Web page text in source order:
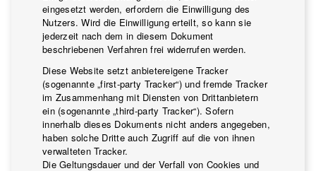
eingesetzt werden, erfordern die Einwilligung des
Nutzers. Wird die Einwilligung erteilt, so kann sie
jederzeit nach dem in diesem Dokument
beschriebenen Verfahren frei widerrufen werden.
Diese Website setzt anbietereigene Tracker
(sogenannte „first-party Tracker“) und fremde Tracker
im Zusammenhang mit Diensten von Drittanbietern
ein (sogenannte „third-party Tracker“). Sofern
innerhalb dieses Dokuments nicht anders angegeben,
haben solche Dritte auch Zugriff auf die von ihnen
verwalteten Tracker.
Die Geltungsdauer und der Verfall von Cookies und